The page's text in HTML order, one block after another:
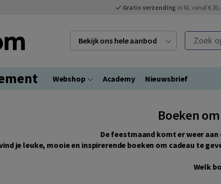
Gratis verzending in NL vanaf €
Bekijk ons hele aanbod Zoek op
Webshop Academy Nieuwsbrief
Boeken
De feestmaand komt er weer
je leuke, mooie en inspirerende boeken om cadeau te
Welk